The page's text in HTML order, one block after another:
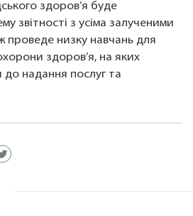
здоров’я буде
звітності з усіма залученими
проведе низку навчань для
здоров’я, на яких
до надання послуг та